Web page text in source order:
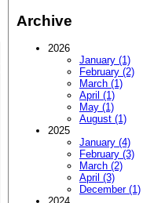
Archive
2026
January (1)
February (2)
March (1)
April (1)
May (1)
August (1)
2025
January (4)
February (3)
March (2)
April (3)
December (1)